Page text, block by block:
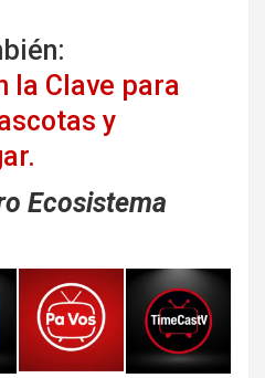
la Clave para
y
Ecosistema